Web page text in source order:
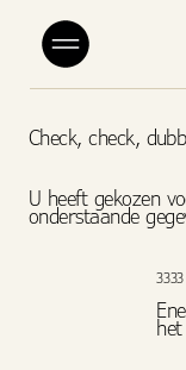
Check, check,
U heeft gekozen
onderstaande